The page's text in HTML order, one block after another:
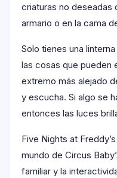
criaturas no deseadas
armario o en la cama
Solo tienes una
las cosas que pueden
extremo más alejado
y escucha. Si algo se
entonces las luces
Five Nights at
mundo de Circus
familiar y la